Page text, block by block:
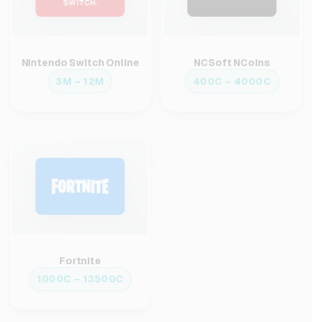
Nintendo Switch Online
3M – 12M
NCSoft NCoins
400C – 4000C
Fortnite
1000C – 13500C